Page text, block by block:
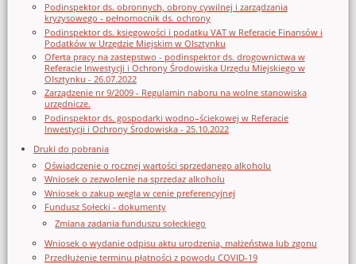
Podinspektor ds. obronnych, obrony cywilnej i zarządzania
kryzysowego - pełnomocnik ds. ochrony
Podinspektor ds. księgowości i podatku VAT w Referacie Finansów i
Podatków w Urzędzie Miejskim w Olsztynku
Oferta pracy na zastępstwo - podinspektor ds. drogownictwa w
Referacie Inwestycji i Ochrony Środowiska Urzędu Miejskiego w
Olsztynku - 26.07.2022
Zarządzenie nr 9/2009 - Regulamin naboru na wolne stanowiska
urzędnicze.
Podinspektor ds. gospodarki wodno–ściekowej w Referacie
Inwestycji i Ochrony Środowiska - 25.10.2022
Druki do pobrania
Oświadczenie o rocznej wartości sprzedanego alkoholu
Wniosek o zezwolenie na sprzedaz alkoholu
Wniosek o zakup węgla w cenie preferencyjnej
Fundusz Sołecki - dokumenty
Zmiana zadania funduszu sołeckiego
Wniosek o wydanie odpisu aktu urodzenia, małżeństwa lub zgonu
Przedłużenie terminu płatności z powodu COVID-19